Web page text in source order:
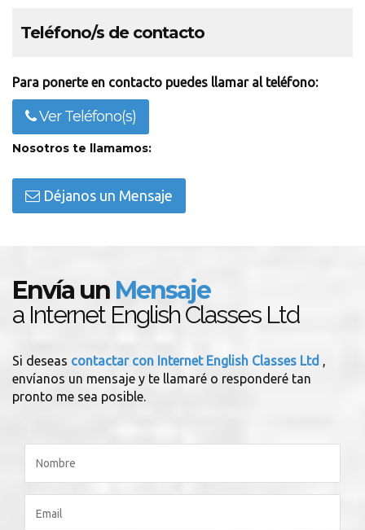
Teléfono/s de contacto
Para ponerte en contacto puedes llamar al teléfono:
Ver Teléfono(s)
Nosotros te llamamos:
Déjanos un Mensaje
Envía un Mensaje
a Internet English Classes Ltd
Si deseas contactar con Internet English Classes Ltd ,
envíanos un mensaje y te llamaré o responderé tan
pronto me sea posible.